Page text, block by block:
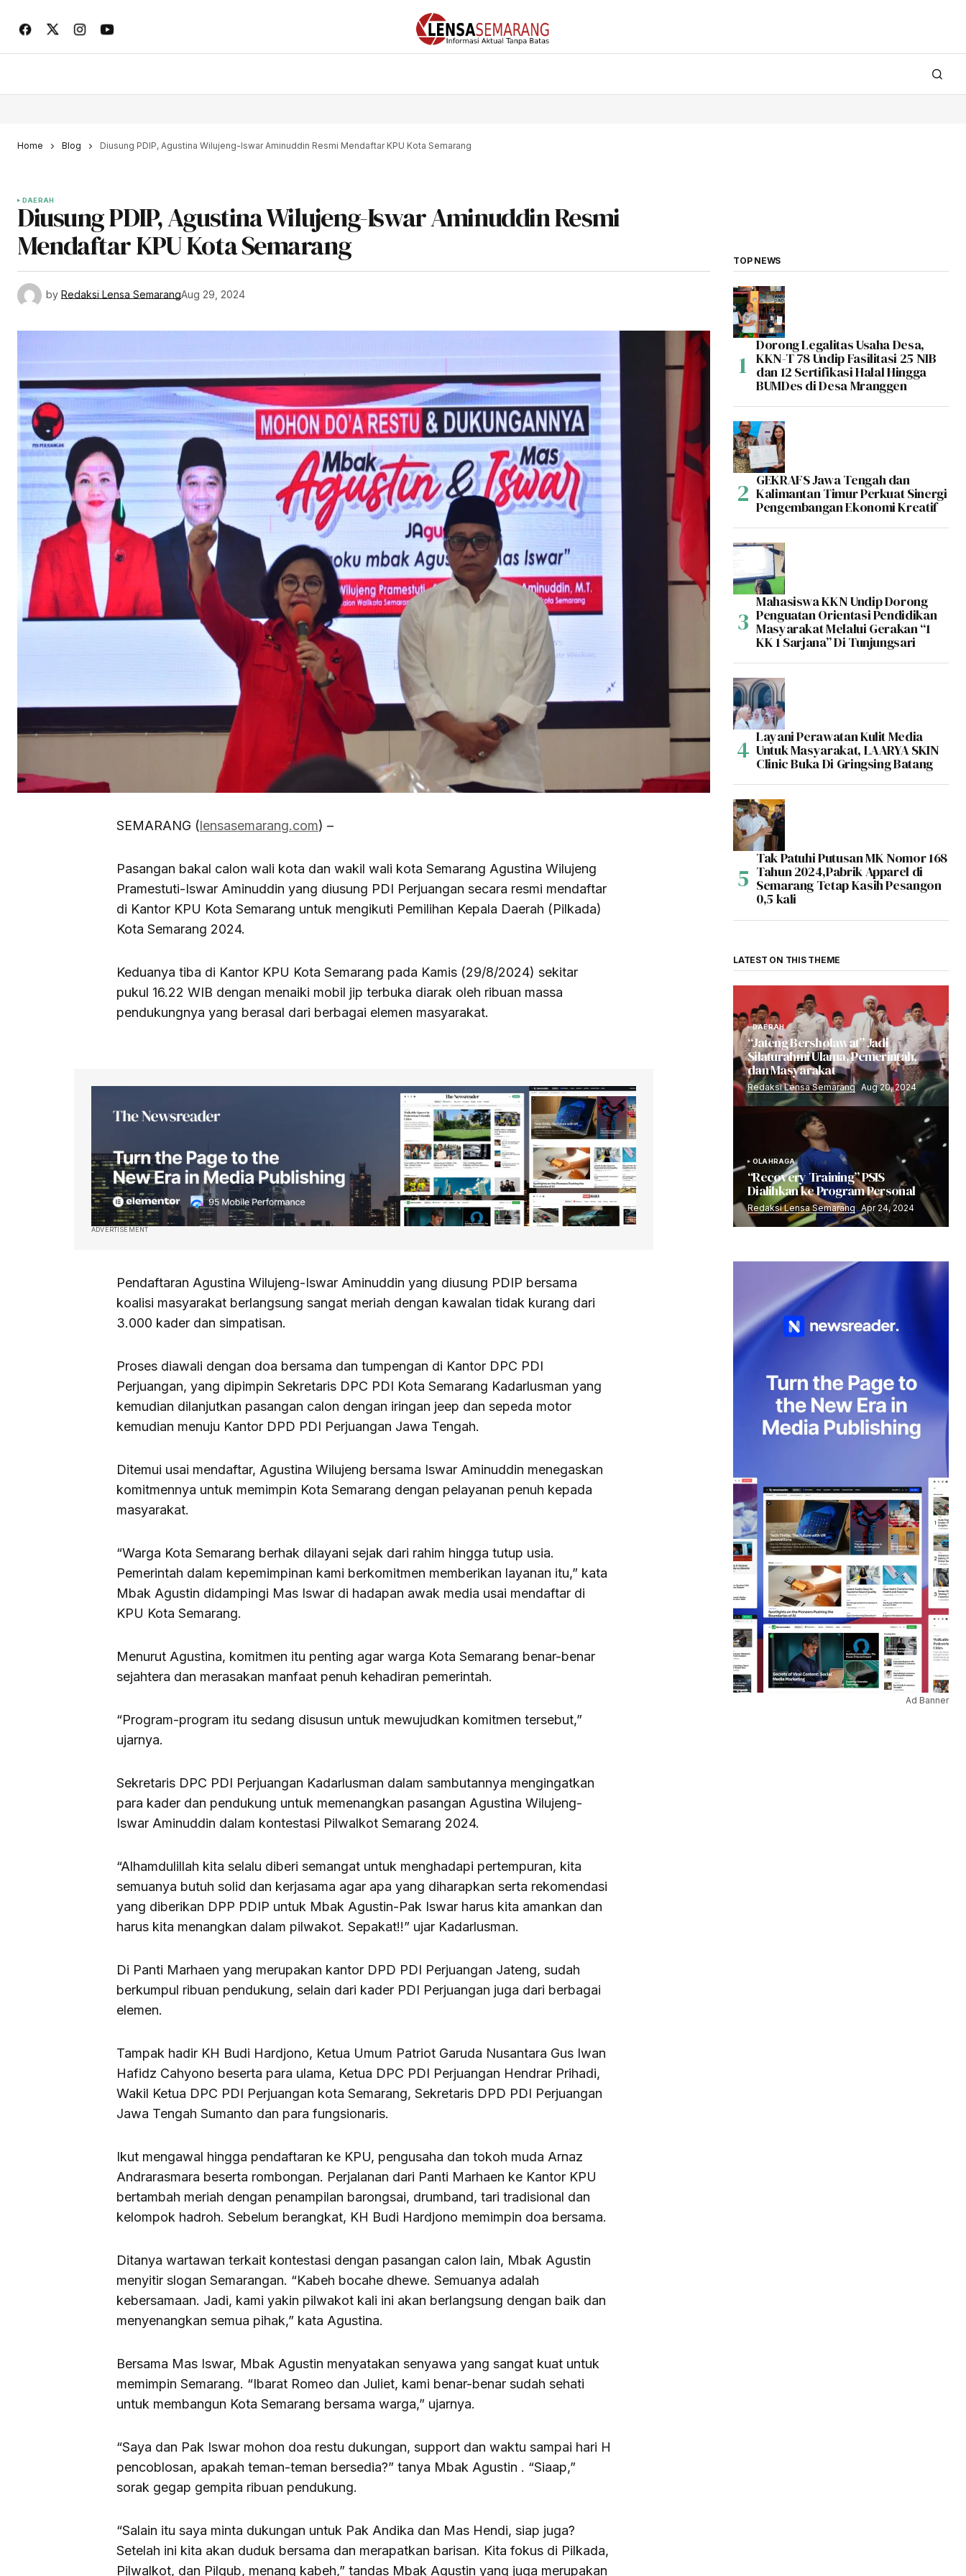
Home Blog Diusung PDIP, Agustina Wilujeng-Iswar Aminuddin Resmi Mendaftar KPU Kota Semarang
DAERAH
Diusung PDIP, Agustina Wilujeng-Iswar Aminuddin Resmi
Mendaftar KPU Kota Semarang
by Redaksi Lensa SemarangAug 29, 2024
SEMARANG (lensasemarang.com) –
Pasangan bakal calon wali kota dan wakil wali kota Semarang Agustina Wilujeng
Pramestuti-Iswar Aminuddin yang diusung PDI Perjuangan secara resmi mendaftar
di Kantor KPU Kota Semarang untuk mengikuti Pemilihan Kepala Daerah (Pilkada)
Kota Semarang 2024.
Keduanya tiba di Kantor KPU Kota Semarang pada Kamis (29/8/2024) sekitar
pukul 16.22 WIB dengan menaiki mobil jip terbuka diarak oleh ribuan massa
pendukungnya yang berasal dari berbagai elemen masyarakat.
ADVERTISEMENT
Pendaftaran Agustina Wilujeng-Iswar Aminuddin yang diusung PDIP bersama
koalisi masyarakat berlangsung sangat meriah dengan kawalan tidak kurang dari
3.000 kader dan simpatisan.
Proses diawali dengan doa bersama dan tumpengan di Kantor DPC PDI
Perjuangan, yang dipimpin Sekretaris DPC PDI Kota Semarang Kadarlusman yang
kemudian dilanjutkan pasangan calon dengan iringan jeep dan sepeda motor
kemudian menuju Kantor DPD PDI Perjuangan Jawa Tengah.
Ditemui usai mendaftar, Agustina Wilujeng bersama Iswar Aminuddin menegaskan
komitmennya untuk memimpin Kota Semarang dengan pelayanan penuh kepada
masyarakat.
“Warga Kota Semarang berhak dilayani sejak dari rahim hingga tutup usia.
Pemerintah dalam kepemimpinan kami berkomitmen memberikan layanan itu,” kata
Mbak Agustin didampingi Mas Iswar di hadapan awak media usai mendaftar di
KPU Kota Semarang.
Menurut Agustina, komitmen itu penting agar warga Kota Semarang benar-benar
sejahtera dan merasakan manfaat penuh kehadiran pemerintah.
“Program-program itu sedang disusun untuk mewujudkan komitmen tersebut,”
ujarnya.
Sekretaris DPC PDI Perjuangan Kadarlusman dalam sambutannya mengingatkan
para kader dan pendukung untuk memenangkan pasangan Agustina Wilujeng-
Iswar Aminuddin dalam kontestasi Pilwalkot Semarang 2024.
“Alhamdulillah kita selalu diberi semangat untuk menghadapi pertempuran, kita
semuanya butuh solid dan kerjasama agar apa yang diharapkan serta rekomendasi
yang diberikan DPP PDIP untuk Mbak Agustin-Pak Iswar harus kita amankan dan
harus kita menangkan dalam pilwakot. Sepakat!!” ujar Kadarlusman.
Di Panti Marhaen yang merupakan kantor DPD PDI Perjuangan Jateng, sudah
berkumpul ribuan pendukung, selain dari kader PDI Perjuangan juga dari berbagai
elemen.
Tampak hadir KH Budi Hardjono, Ketua Umum Patriot Garuda Nusantara Gus Iwan
Hafidz Cahyono beserta para ulama, Ketua DPC PDI Perjuangan Hendrar Prihadi,
Wakil Ketua DPC PDI Perjuangan kota Semarang, Sekretaris DPD PDI Perjuangan
Jawa Tengah Sumanto dan para fungsionaris.
Ikut mengawal hingga pendaftaran ke KPU, pengusaha dan tokoh muda Arnaz
Andrarasmara beserta rombongan. Perjalanan dari Panti Marhaen ke Kantor KPU
bertambah meriah dengan penampilan barongsai, drumband, tari tradisional dan
kelompok hadroh. Sebelum berangkat, KH Budi Hardjono memimpin doa bersama.
Ditanya wartawan terkait kontestasi dengan pasangan calon lain, Mbak Agustin
menyitir slogan Semarangan. “Kabeh bocahe dhewe. Semuanya adalah
kebersamaan. Jadi, kami yakin pilwakot kali ini akan berlangsung dengan baik dan
menyenangkan semua pihak,” kata Agustina.
Bersama Mas Iswar, Mbak Agustin menyatakan senyawa yang sangat kuat untuk
memimpin Semarang. “Ibarat Romeo dan Juliet, kami benar-benar sudah sehati
untuk membangun Kota Semarang bersama warga,” ujarnya.
“Saya dan Pak Iswar mohon doa restu dukungan, support dan waktu sampai hari H
pencoblosan, apakah teman-teman bersedia?” tanya Mbak Agustin . “Siaap,”
sorak gegap gempita ribuan pendukung.
“Salain itu saya minta dukungan untuk Pak Andika dan Mas Hendi, siap juga?
Setelah ini kita akan duduk bersama dan merapatkan barisan. Kita fokus di Pilkada,
Pilwalkot, dan Pilgub, menang kabeh,” tandas Mbak Agustin yang juga merupakan
TOP NEWS
Dorong Legalitas Usaha Desa,
KKN-T 78 Undip Fasilitasi 25 NIB
dan 12 Sertifikasi Halal Hingga
BUMDes di Desa Mranggen
GEKRAFS Jawa Tengah dan
Kalimantan Timur Perkuat Sinergi
Pengembangan Ekonomi Kreatif
Mahasiswa KKN Undip Dorong
Penguatan Orientasi Pendidikan
Masyarakat Melalui Gerakan “1
KK 1 Sarjana” Di Tunjungsari
Layani Perawatan Kulit Media
Untuk Masyarakat, LAARYA SKIN
Clinic Buka Di Gringsing Batang
Tak Patuhi Putusan MK Nomor 168
Tahun 2024,Pabrik Apparel di
Semarang Tetap Kasih Pesangon
0,5 kali
LATEST ON THIS THEME
DAERAH
“Jateng Bersholawat” Jadi
Silaturahmi Ulama, Pemerintah,
dan Masyarakat
Redaksi Lensa Semarang Aug 20, 2024
OLAHRAGA
“Recovery Training” PSIS
Dialihkan ke Program Personal
Redaksi Lensa Semarang Apr 24, 2024
Ad Banner